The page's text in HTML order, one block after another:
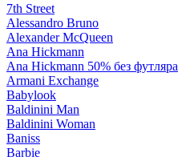
7th Street
Alessandro Bruno
Alexander McQueen
Ana Hickmann
Ana Hickmann 50% без футляра
Armani Exchange
Babylook
Baldinini Man
Baldinini Woman
Baniss
Barbie